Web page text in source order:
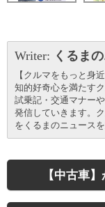
Writer: くるま
【クルマをもっと身
知的好奇心を満たす
試乗記・交通マナー
発信していきます。
をくるまのニュース
【中古車